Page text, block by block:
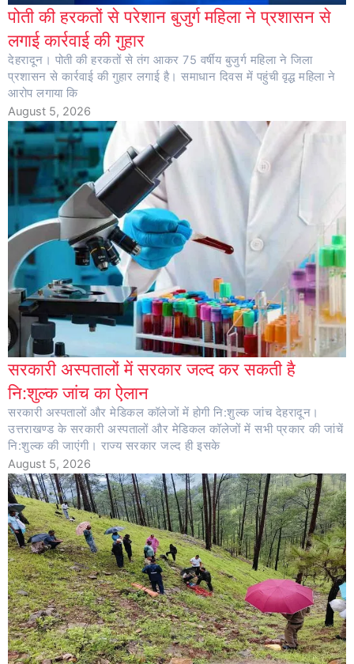
पोती की हरकतों से परेशान बुजुर्ग महिला ने प्रशासन से
लगाई कार्रवाई की गुहार
देहरादून। पोती की हरकतों से तंग आकर 75 वर्षीय बुजुर्ग महिला ने जिला
प्रशासन से कार्रवाई की गुहार लगाई है। समाधान दिवस में पहुंची वृद्ध महिला ने
आरोप लगाया कि
August 5, 2026
सरकारी अस्पतालों में सरकार जल्द कर सकती है
नि:शुल्क जांच का ऐलान
सरकारी अस्पतालों और मेडिकल कॉलेजों में होगी नि:शुल्क जांच देहरादून।
उत्तराखण्ड के सरकारी अस्पतालों और मेडिकल कॉलेजों में सभी प्रकार की जांचें
नि:शुल्क की जाएंगी। राज्य सरकार जल्द ही इसके
August 5, 2026